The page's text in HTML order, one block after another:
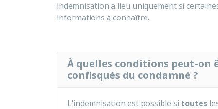
indemnisation a lieu uniquement si
informations à connaître.
À quelles conditions peut-on
confisqués du condamné ?
L'indemnisation est possible si toutes